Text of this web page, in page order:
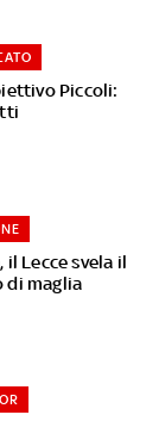
Piccoli:
il Lecce svela il
di maglia